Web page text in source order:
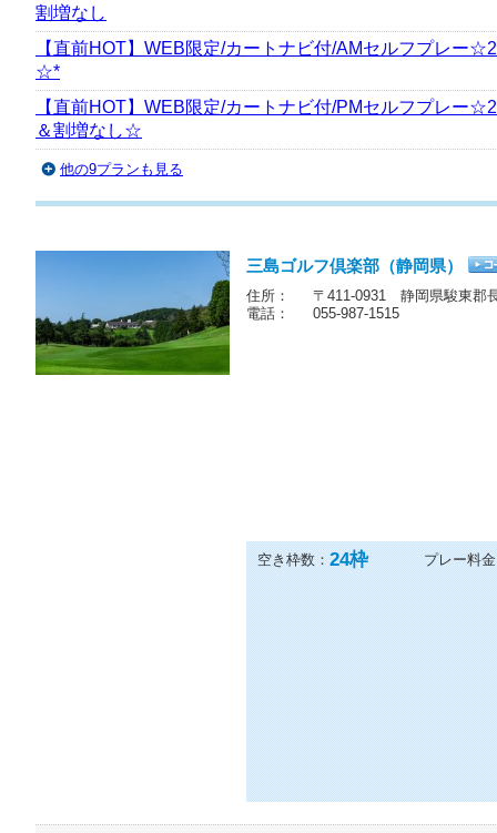
割増なし
【直前HOT】WEB限定/カートナビ付/AMセルフプレー
☆*
【直前HOT】WEB限定/カートナビ付/PMセルフプレー
＆割増なし☆
他の9プランも見る
三島ゴルフ倶楽部（静岡県）
住所：
〒411-0931 静岡県駿東郡
電話：
055-987-1515
空き枠数： 24枠 プレー料